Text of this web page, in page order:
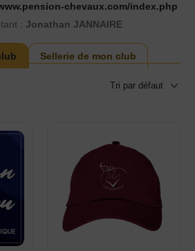
chevaux.com/index.php
: Jonathan JANNAIRE
Sellerie de mon club